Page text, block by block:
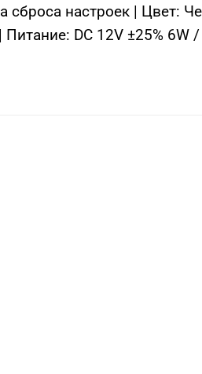
сброса настроек | Цвет:
DC 12V ±25% 6W /